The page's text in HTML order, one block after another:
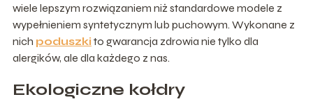
wiele lepszym rozwiązaniem niż standardowe modele z
wypełnieniem syntetycznym lub puchowym. Wykonane z
nich poduszki to gwarancja zdrowia nie tylko dla
alergików, ale dla każdego z nas.
Ekologiczne kołdry